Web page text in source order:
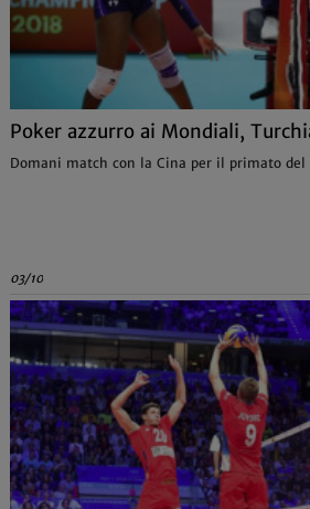
Poker azzurro ai Mondiali,
Domani match con la Cina per il primato
03/10